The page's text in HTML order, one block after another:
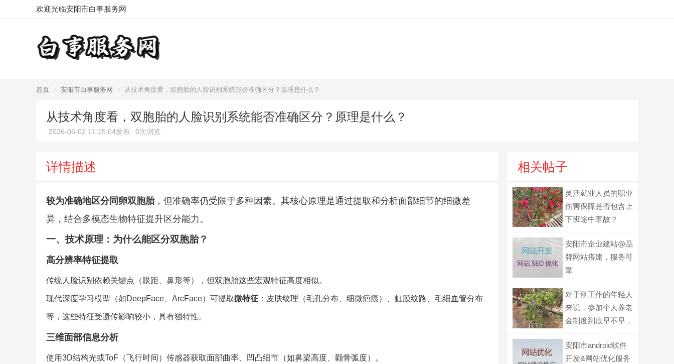
欢迎光临安阳市白事服务网
首页 > 安阳市白事服务网 > 从技术角度看，双胞胎的人脸识别系统能否准确区分？原理是什么？
从技术角度看，双胞胎的人脸识别系统能否准确区分？原理是什么？
2026-06-02 11:15:04发布 0次浏览
详情描述
较为准确地区分同卵双胞胎，但准确率仍受限于多种因素。其核心原理是通过提取和分析面部细节的细微差
异，结合多模态生物特征提升区分能力。
一、技术原理：为什么能区分双胞胎？
高分辨率特征提取
传统人脸识别依赖关键点（眼距、鼻形等），但双胞胎这些宏观特征高度相似。
现代深度学习模型（如DeepFace、ArcFace）可提取微特征 ：皮肤纹理（毛孔分布、细微疤痕）、虹膜纹路、毛细血管分布
等，这些特征受遗传影响较小，具有独特性。
三维面部信息分析
使用3D结构光或ToF（飞行时间）传感器获取面部曲率、凹凸细节（如鼻梁高度、颧骨弧度）。
相关帖子
灵活就业人员的职业
伤害保障是否包含上
下班途中事故？
安阳市企业建站@品
牌网站搭建，服务可
靠
对于刚工作的年轻人
来说，参加个人养老
金制度到底早不早，
安阳市android软件
开发&网站优化服务